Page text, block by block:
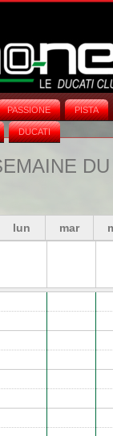
PASSIONE PISTA
DUCATI
lun mar